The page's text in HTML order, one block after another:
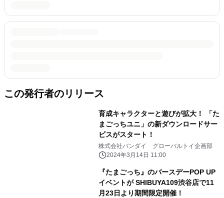
この発行者のリリース
育成キャラクターと遊びが拡大！ 「た
まごっちユニ」の新ダウンロードサー
ビスがスタート！
株式会社バンダイ グローバルトイ企画部
2024年3月14日 11:00
『たまごっち』のバースデーPOP UP
イベントが SHIBUYA109渋谷店で11
月23日より期間限定開催！